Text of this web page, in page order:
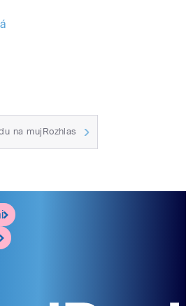
na mujRozhlas